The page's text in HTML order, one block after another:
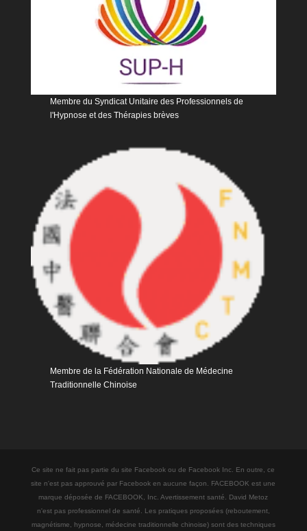
Membre du Syndicat Unitaire des Professionnels de
l'Hypnose et des Thérapies brèves
Membre de la Fédération Nationale de Médecine
Traditionnelle Chinoise
Ce site ne fait pas partie du site Facebook ou de Facebook Inc. En outre, ce
site n'est pas approuvé par Facebook en aucune façon. FACEBOOK est une
marque déposée de FACEBOOK, Inc. Avertissement santé. David Metoz
n'est pas professionnel de santé. Les pratiques proposées (reboutement,
magnétisme, hypnose, médecine traditionnelle chinoise) sont des techniques